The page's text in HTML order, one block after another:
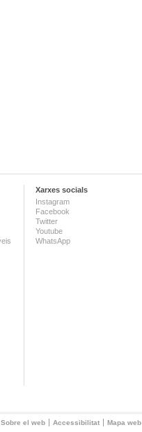
Xarxes socials
Instagram
Facebook
Twitter
Youtube
WhatsApp
Sobre el web Accessibilitat Mapa web